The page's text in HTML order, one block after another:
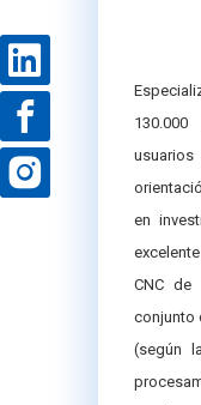
en
CNC de
conjunto
(según